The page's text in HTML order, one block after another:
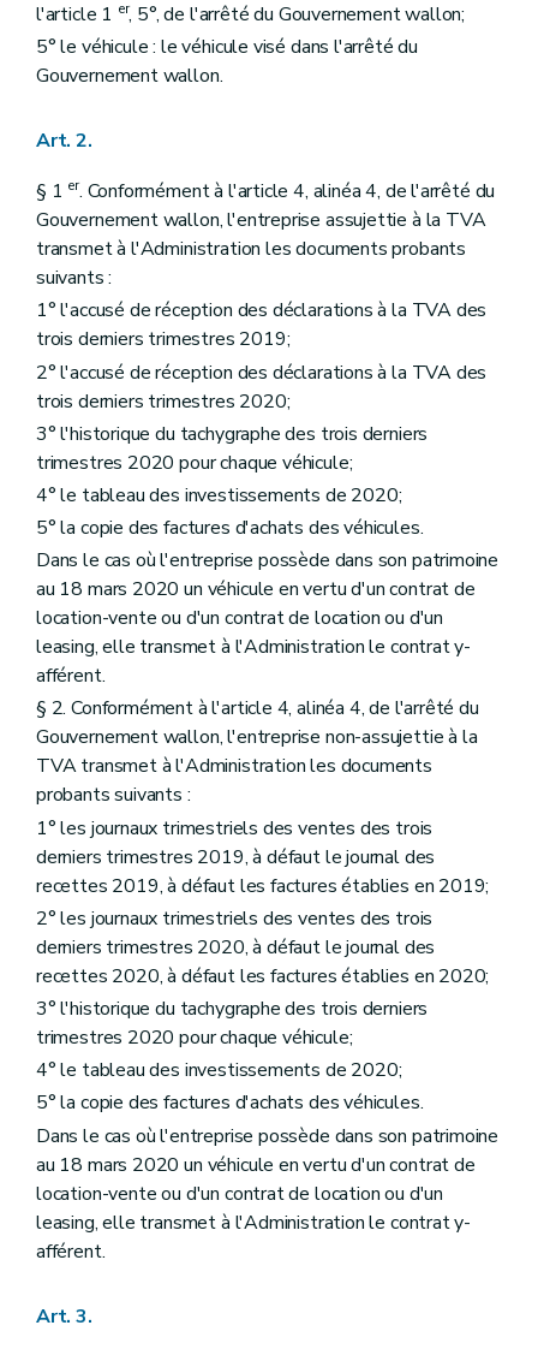
l'article 1 er, 5°, de l'arrêté du Gouvernement wallon;
5° le véhicule : le véhicule visé dans l'arrêté du
Gouvernement wallon.
Art. 2.
§ 1 er. Conformément à l'article 4, alinéa 4, de l'arrêté du
Gouvernement wallon, l'entreprise assujettie à la TVA
transmet à l'Administration les documents probants
suivants :
1° l'accusé de réception des déclarations à la TVA des
trois derniers trimestres 2019;
2° l'accusé de réception des déclarations à la TVA des
trois derniers trimestres 2020;
3° l'historique du tachygraphe des trois derniers
trimestres 2020 pour chaque véhicule;
4° le tableau des investissements de 2020;
5° la copie des factures d'achats des véhicules.
Dans le cas où l'entreprise possède dans son patrimoine
au 18 mars 2020 un véhicule en vertu d'un contrat de
location-vente ou d'un contrat de location ou d'un
leasing, elle transmet à l'Administration le contrat y-
afférent.
§ 2. Conformément à l'article 4, alinéa 4, de l'arrêté du
Gouvernement wallon, l'entreprise non-assujettie à la
TVA transmet à l'Administration les documents
probants suivants :
1° les journaux trimestriels des ventes des trois
derniers trimestres 2019, à défaut le journal des
recettes 2019, à défaut les factures établies en 2019;
2° les journaux trimestriels des ventes des trois
derniers trimestres 2020, à défaut le journal des
recettes 2020, à défaut les factures établies en 2020;
3° l'historique du tachygraphe des trois derniers
trimestres 2020 pour chaque véhicule;
4° le tableau des investissements de 2020;
5° la copie des factures d'achats des véhicules.
Dans le cas où l'entreprise possède dans son patrimoine
au 18 mars 2020 un véhicule en vertu d'un contrat de
location-vente ou d'un contrat de location ou d'un
leasing, elle transmet à l'Administration le contrat y-
afférent.
Art. 3.